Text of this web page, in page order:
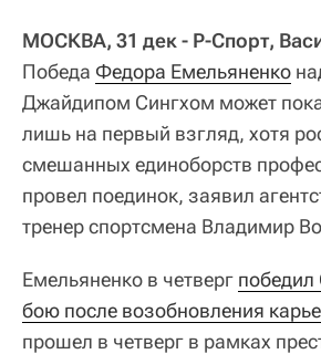
МОСКВА, 31 дек - Р-Спорт,
Победа Федора Емельяненко
Джайдипом Сингхом может
лишь на первый взгляд, хотя
смешанных единоборств
провел поединок, заявил
тренер спортсмена Владимир
Емельяненко в четверг победил
бою после возобновления
прошел в четверг в рамках